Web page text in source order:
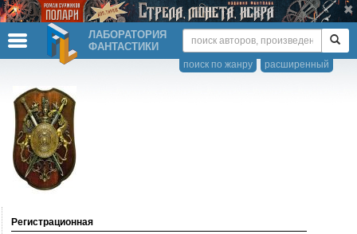
ЛАБОРАТОРИЯ
ФАНТАСТИКИ
расширенный
поиск по жанру
Регистрационная